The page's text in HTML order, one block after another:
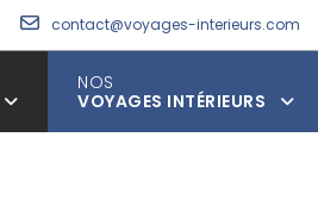
contact@voyages-interieurs.com
NOS
VOYAGES INTÉRIEURS